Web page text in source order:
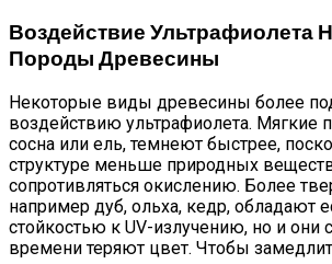
Воздействие Ультрафиолета
Породы Древесины
Некоторые виды древесины более
воздействию ультрафиолета. Мягкие
сосна или ель, темнеют быстрее,
структуре меньше природных
сопротивляться окислению. Более
например дуб, ольха, кедр, обладают
стойкостью к UV-излучению, но и они
времени теряют цвет. Чтобы